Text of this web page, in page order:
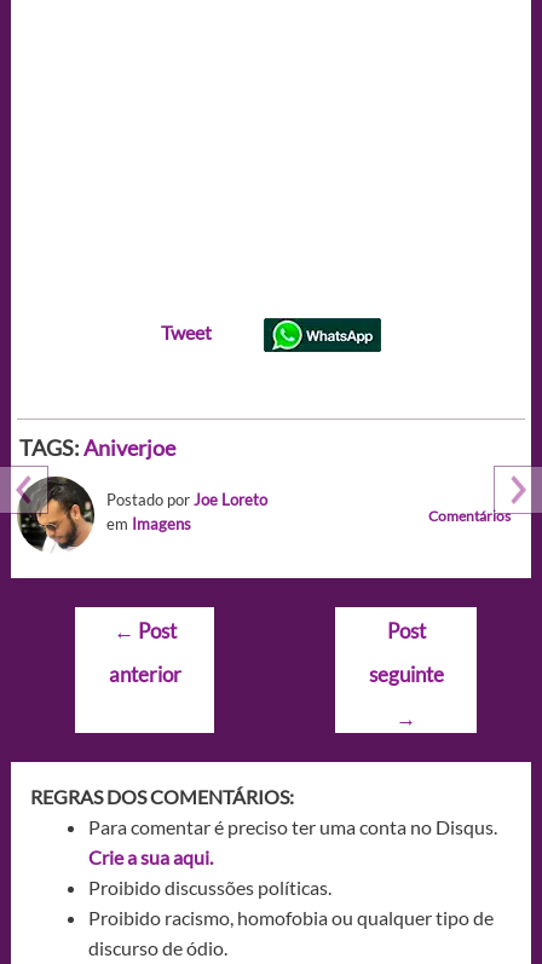
Tweet
TAGS:Aniverjoe
Postado porJoe Loreto
em Imagens Comentários
Navegação
Post
← Post
anterior
Post
seguinte
→
REGRAS DOS COMENTÁRIOS:
Para comentar é preciso ter uma conta no Disqus.
Crie a sua aqui.
Proibido discussões políticas.
Proibido racismo, homofobia ou qualquer tipo de
discurso de ódio.